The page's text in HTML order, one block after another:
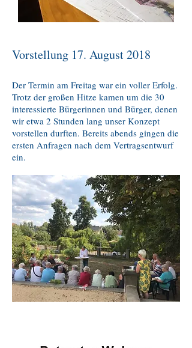
Vorstellung 17. August 2018
Der Termin am Freitag war ein voller Erfolg.
Trotz der großen Hitze kamen um die 30
interessierte Bürgerinnen und Bürger, denen
wir etwa 2 Stunden lang unser Konzept
vorstellen durften. Bereits abends gingen die
ersten Anfragen nach dem Vertragsentwurf
ein.